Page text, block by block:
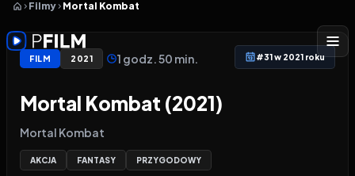
Filmy Mortal Kombat
FILM 2021 1 godz. 50 min. #31 w 2021 roku
Mortal Kombat (2021)
Mortal Kombat
AKCJA FANTASY PRZYGODOWY